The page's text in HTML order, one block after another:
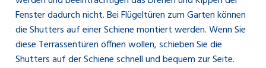
Fenster dadurch nicht. Bei Flügeltüren zum Garten können
die Shutters auf einer Schiene montiert werden. Wenn Sie
diese Terrassentüren öffnen wollen, schieben Sie die
Shutters auf der Schiene schnell und bequem zur Seite.